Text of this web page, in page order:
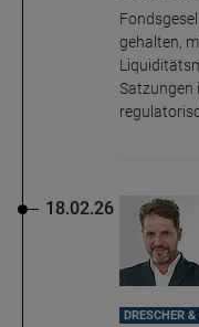
gehalten,
Satzungen
18.02.26
DRESCHER &